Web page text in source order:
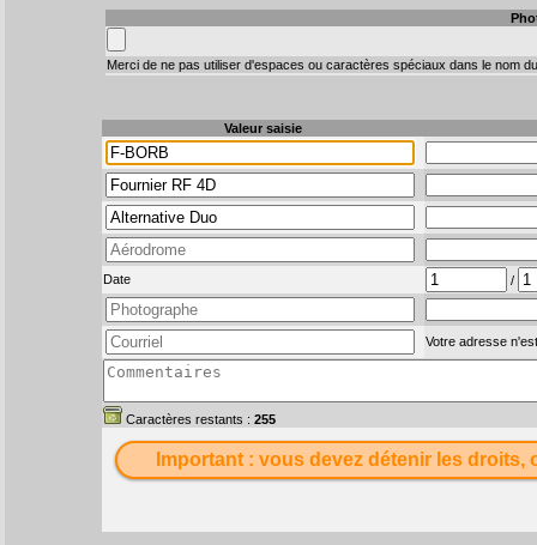
Merci de ne pas utiliser d'espaces ou caractères spéciaux dans le nom
Valeur saisie
Date /
Votre adresse
Caractères restants : 255
Important : vous devez détenir les